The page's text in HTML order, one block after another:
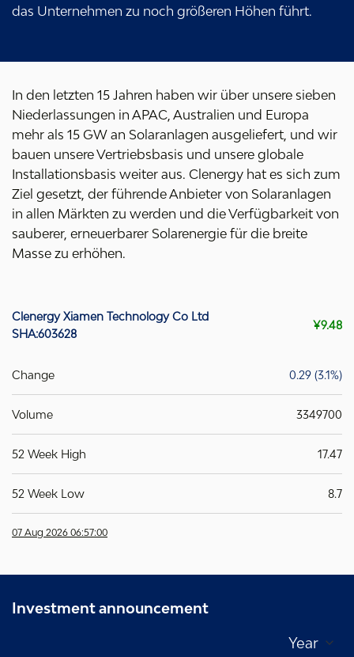
das Unternehmen zu noch größeren Höhen führt.
In den letzten 15 Jahren haben wir über unsere sieben
Niederlassungen in APAC, Australien und Europa
mehr als 15 GW an Solaranlagen ausgeliefert, und wir
bauen unsere Vertriebsbasis und unsere globale
Installationsbasis weiter aus. Clenergy hat es sich zum
Ziel gesetzt, der führende Anbieter von Solaranlagen
in allen Märkten zu werden und die Verfügbarkeit von
sauberer, erneuerbarer Solarenergie für die breite
Masse zu erhöhen.
Clenergy Xiamen Technology Co Ltd
SHA:603628
¥9.48
Change 0.29 (3.1%)
Volume 3349700
52 Week High 17.47
52 Week Low 8.7
07 Aug 2026 06:57:00
Investment announcement